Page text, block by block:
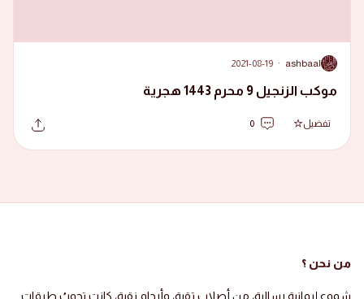
A
ashbaal
·
2021-08-19
موكب الزنجيل 9 محرم 1443 هجرية
تفضيل 0
من نحن ؟
شموع إيمانية رسالية، من أصلاب تقية، وأرحام نقية، كانت تجوبُ طرقات